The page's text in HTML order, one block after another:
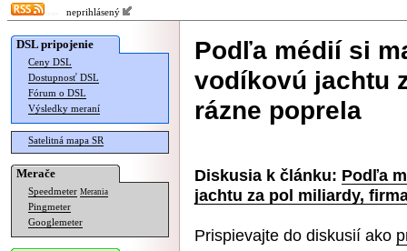
neprihlásený
DSL pripojenie
Ceny DSL
Dostupnosť DSL
Fórum o DSL
Výsledky meraní
Satelitná mapa SR
Merače
Speedmeter Merania
Pingmeter
Googlemeter
Podľa médií si
vodíkovú jachtu
rázne poprela
Diskusia k článku: Podľa
jachtu za pol miliardy,
Prispievajte do diskusií ako